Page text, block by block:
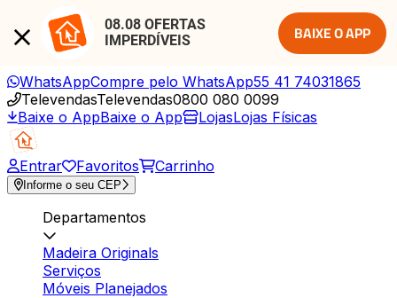
08.08 OFERTAS
IMPERDÍVEIS
BAIXE O APP
WhatsAppCompre pelo WhatsApp55 41 74031865
TelevendasTelevendas0800 080 0099
Baixe o AppBaixe o App LojasLojas Físicas
Entrar Favoritos Carrinho
Informe o seu CEP
Departamentos
Madeira Originals
Serviços
Móveis Planejados